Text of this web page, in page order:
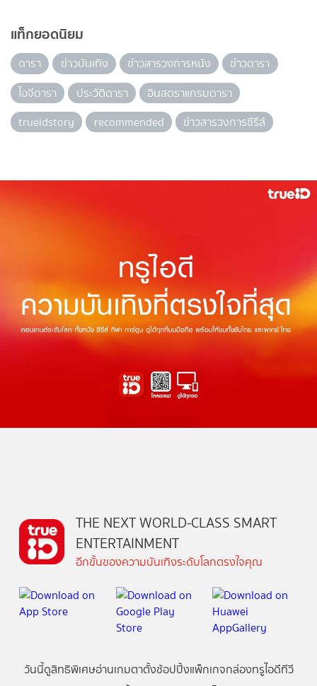
แท็กยอดนิยม
ดารา ข่าวบันเทิง ข่าวสารวงการหนัง
ข่าวดารา
ไอจีดารา
ประวัติดารา
อินสตราแกรมดารา
trueidstory
recommended ข่าวสารวงการซีรีส์
THE NEXT WORLD-CLASS SMART
ENTERTAINMENT
อีกขั้นของความบันเทิงระดับโลกตรงใจคุณ
วันนี้ดูสิทธิพิเศษอ่านเกมตาตั้งช้อปปิ้งแพ็กเกจกล่องทรูไอดีทีวี